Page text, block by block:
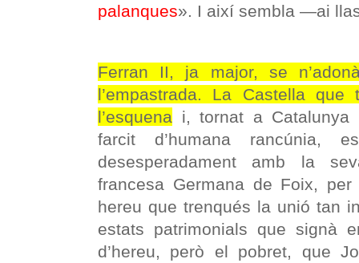
palanques». I així sembla —ai
Ferran II, ja major, se
l’empastrada. La Castella que
l’esquena i, tornat a Catalunya
farcit d’humana rancúnia,
desesperadament amb la
francesa Germana de Foix,
hereu que trenqués la unió tan
estats patrimonials que signà
d’hereu, però el pobret, que